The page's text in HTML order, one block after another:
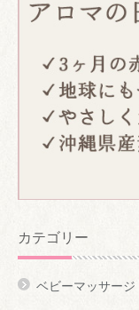
カテゴリー
ベビーマッサージ